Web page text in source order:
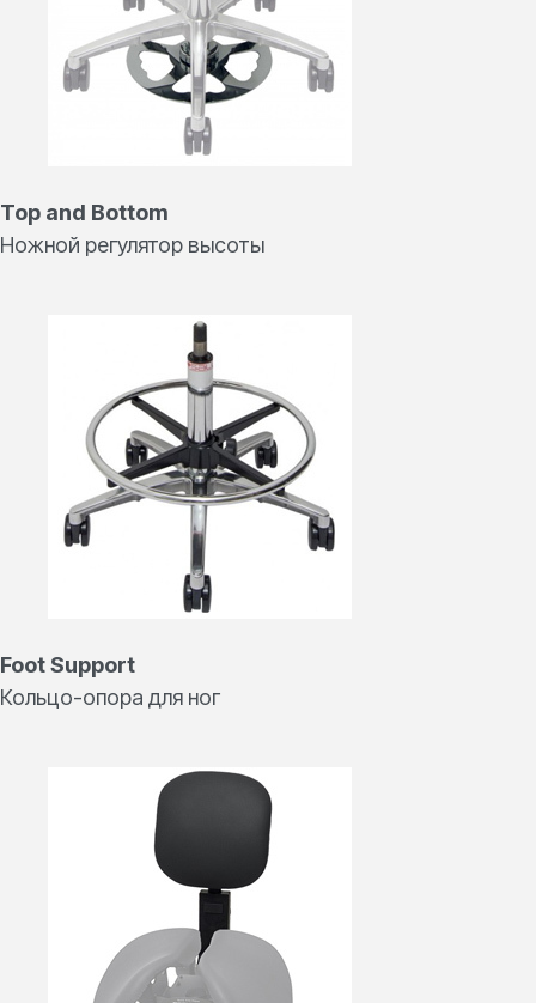
Top and Bottom
Ножной регулятор высоты
Foot Support
Кольцо-опора для ног